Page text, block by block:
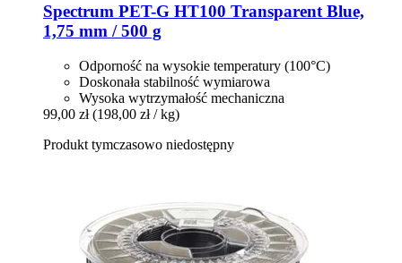
Spectrum PET-​G HT100 Transparent Blue,
1,75 mm / 500 g
Odporność na wysokie temperatury (100°C)
Doskonała stabilność wymiarowa
Wysoka wytrzymałość mechaniczna
99,00 zł (198,00 zł / kg)
Produkt tymczasowo niedostępny